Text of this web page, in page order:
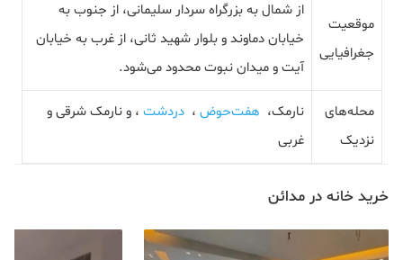
موقعیت
جغرافیایی
از شمال به بزرگراه سردار سلیمانی، از جنوب به
خیابان دماوند و بلوار شهید ثانی، از غرب به خیابان
آیت و میدان نبوت محدود می‌شود.
محله‌های
نزدیک
نارمک، هفت‌حوض ، دردشت ، و نارمک شرقی و
غربی
خرید خانه در مدائن